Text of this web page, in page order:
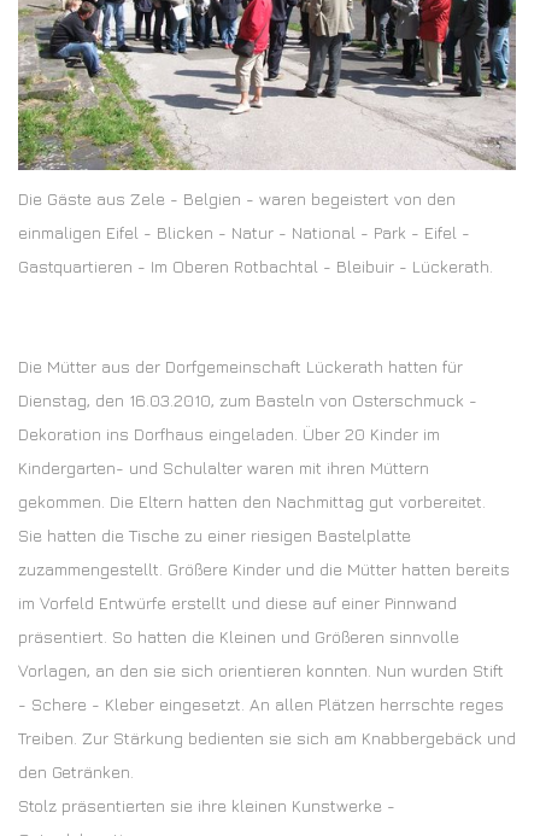
Die Gäste aus Zele - Belgien - waren begeistert von den
einmaligen Eifel - Blicken - Natur - National - Park - Eifel -
Gastquartieren - Im Oberen Rotbachtal - Bleibuir - Lückerath.
Die Mütter aus der Dorfgemeinschaft Lückerath hatten für
Dienstag, den 16.03.2010, zum Basteln von Osterschmuck -
Dekoration ins Dorfhaus eingeladen. Über 20 Kinder im
Kindergarten- und Schulalter waren mit ihren Müttern
gekommen. Die Eltern hatten den Nachmittag gut vorbereitet.
Sie hatten die Tische zu einer riesigen Bastelplatte
zuzammengestellt. Größere Kinder und die Mütter hatten bereits
im Vorfeld Entwürfe erstellt und diese auf einer Pinnwand
präsentiert. So hatten die Kleinen und Größeren sinnvolle
Vorlagen, an den sie sich orientieren konnten. Nun wurden Stift
- Schere - Kleber eingesetzt. An allen Plätzen herrschte reges
Treiben. Zur Stärkung bedienten sie sich am Knabbergebäck und
den Getränken.
Stolz präsentierten sie ihre kleinen Kunstwerke -